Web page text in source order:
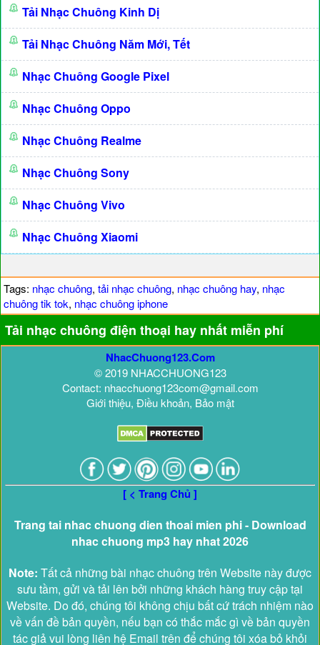
Tải Nhạc Chuông Kinh Dị
Tải Nhạc Chuông Năm Mới, Tết
Nhạc Chuông Google Pixel
Nhạc Chuông Oppo
Nhạc Chuông Realme
Nhạc Chuông Sony
Nhạc Chuông Vivo
Nhạc Chuông Xiaomi
Tags: nhạc chuông, tải nhạc chuông, nhạc chuông hay, nhạc
chuông tik tok, nhạc chuông iphone
Tải nhạc chuông điện thoại hay nhất miễn phí
NhacChuong123.Com
© 2019 NHACCHUONG123
Contact: nhacchuong123com@gmail.com
Giới thiệu, Điều khoản, Bảo mật
[ < Trang Chủ ]
Trang tai nhac chuong dien thoai mien phi - Download
nhac chuong mp3 hay nhat 2026
Note: Tất cả những bài nhạc chuông trên Website này được
sưu tầm, gửi và tải lên bởi những khách hàng truy cập tại
Website. Do đó, chúng tôi không chịu bất cứ trách nhiệm nào
về vấn đề bản quyền, nếu bạn có thắc mắc gì về bản quyền
tác giả vui lòng liên hệ Email trên để chúng tôi xóa bỏ khỏi